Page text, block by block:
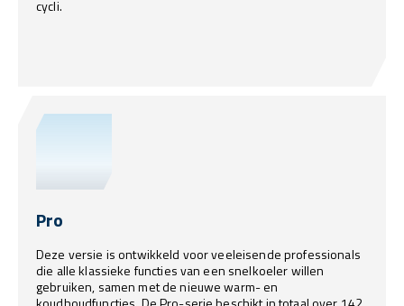
cycli.
Pro
Deze versie is ontwikkeld voor veeleisende professionals
die alle klassieke functies van een snelkoeler willen
gebruiken, samen met de nieuwe warm- en